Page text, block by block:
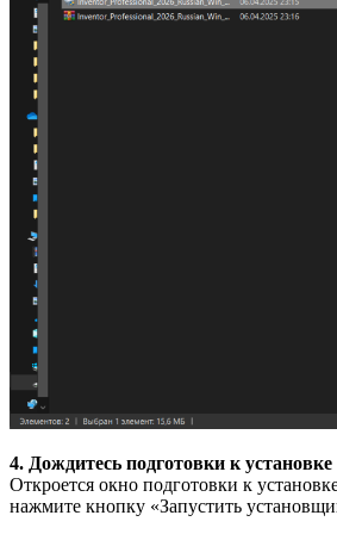
4. Дождитесь подготовки к установке
Откроется окно подготовки к
нажмите кнопку «Запустить